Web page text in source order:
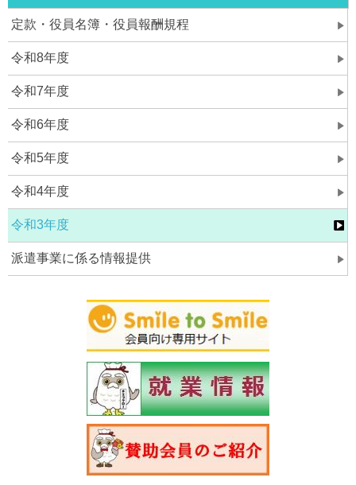
定款・役員名簿・役員報酬規程
令和8年度
令和7年度
令和6年度
令和5年度
令和4年度
令和3年度
派遣事業に係る情報提供